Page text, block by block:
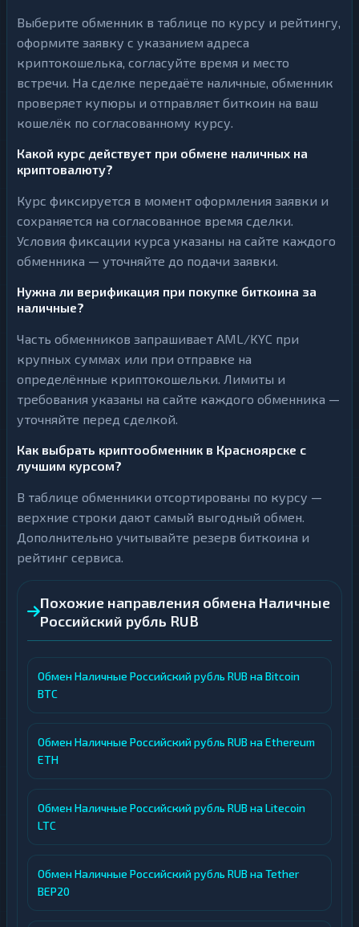
Выберите обменник в таблице по курсу и рейтингу,
оформите заявку с указанием адреса
криптокошелька, согласуйте время и место
встречи. На сделке передаёте наличные, обменник
проверяет купюры и отправляет биткоин на ваш
кошелёк по согласованному курсу.
Какой курс действует при обмене наличных на
криптовалюту?
Курс фиксируется в момент оформления заявки и
сохраняется на согласованное время сделки.
Условия фиксации курса указаны на сайте каждого
обменника — уточняйте до подачи заявки.
Нужна ли верификация при покупке биткоина за
наличные?
Часть обменников запрашивает AML/KYC при
крупных суммах или при отправке на
определённые криптокошельки. Лимиты и
требования указаны на сайте каждого обменника —
уточняйте перед сделкой.
Как выбрать криптообменник в Красноярске с
лучшим курсом?
В таблице обменники отсортированы по курсу —
верхние строки дают самый выгодный обмен.
Дополнительно учитывайте резерв биткоина и
рейтинг сервиса.
Похожие направления обмена Наличные
Российский рубль RUB
Обмен Наличные Российский рубль RUB на Bitcoin
BTC
Обмен Наличные Российский рубль RUB на Ethereum
ETH
Обмен Наличные Российский рубль RUB на Litecoin
LTC
Обмен Наличные Российский рубль RUB на Tether
BEP20